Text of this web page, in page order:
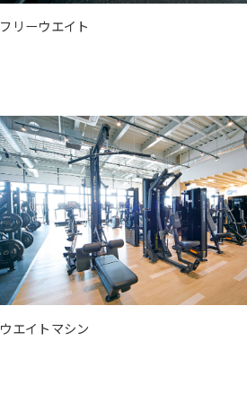
フリーウエイト
ウエイトマシン